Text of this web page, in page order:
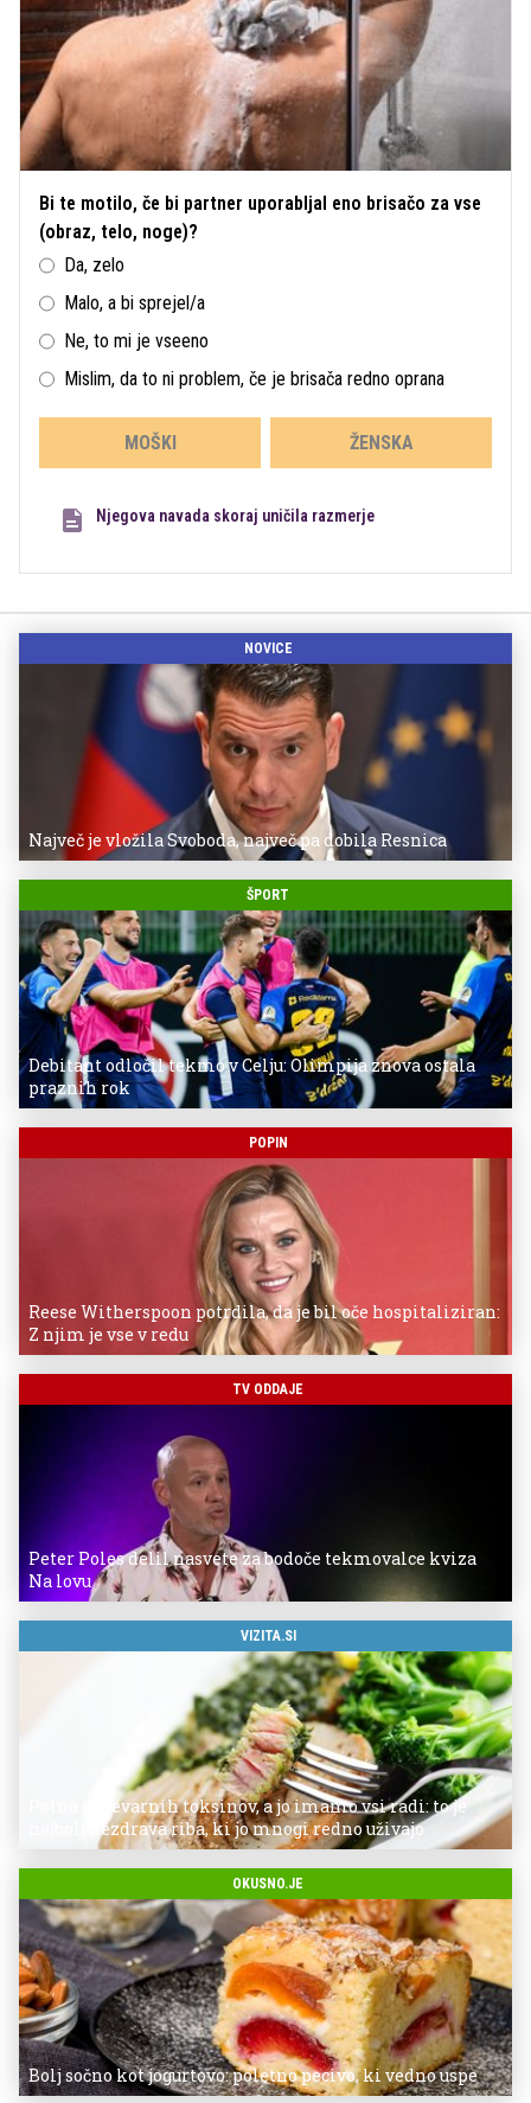
Bi te motilo, če bi partner uporabljal eno brisačo za vse
(obraz, telo, noge)?
Da, zelo
Malo, a bi sprejel/a
Ne, to mi je vseeno
Mislim, da to ni problem, če je brisača redno oprana
MOŠKI ŽENSKA
Njegova navada skoraj uničila razmerje
NOVICE
Največ je vložila Svoboda, največ pa dobila Resnica
ŠPORT
Debitant odločil tekmo v Celju: Olimpija znova ostala
praznih rok
POPIN
Reese Witherspoon potrdila, da je bil oče hospitaliziran:
Z njim je vse v redu
TV ODDAJE
Peter Poles delil nasvete za bodoče tekmovalce kviza
Na lovu
VIZITA.SI
Polna je nevarnih toksinov, a jo imamo vsi radi: to je
najbolj nezdrava riba, ki jo mnogi redno uživajo
OKUSNO.JE
Bolj sočno kot jogurtovo: poletno pecivo, ki vedno uspe